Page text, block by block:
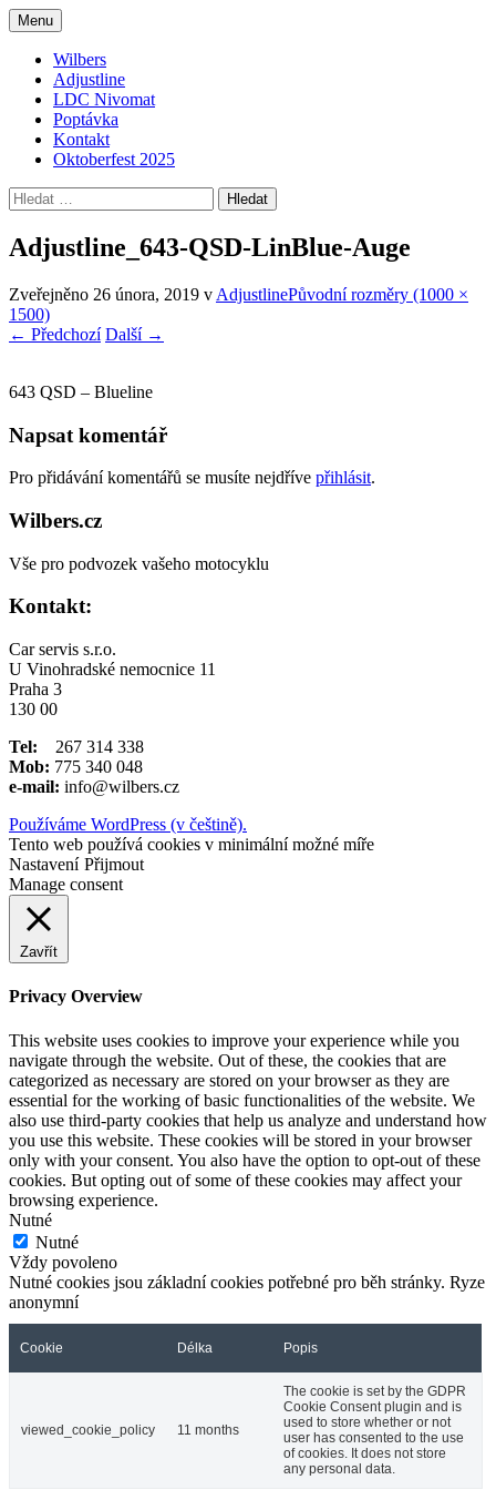
Wilbers.cz
Menu Přejít
k
obsahu
webu
Wilbers
Adjustline
LDC Nivomat
Poptávka
Kontakt
Oktoberfest 2025
Vyhledávání
Adjustline_643-QSD-LinBlue-Auge
Zveřejněno 26 února, 2019 v AdjustlinePůvodní rozměry (1000 ×
1500)
← Předchozí Další →
643 QSD – Blueline
Napsat komentář
Pro přidávání komentářů se musíte nejdříve přihlásit.
Wilbers.cz
Vše pro podvozek vašeho motocyklu
Kontakt:
Car servis s.r.o.
U Vinohradské nemocnice 11
Praha 3
130 00
Tel: 267 314 338
Mob: 775 340 048
e-mail: info@wilbers.cz
Používáme WordPress (v češtině).
Tento web používá cookies v minimální možné míře
Nastavení Přijmout
Manage consent
Zavřít
Privacy Overview
This website uses cookies to improve your experience while you
navigate through the website. Out of these, the cookies that are
categorized as necessary are stored on your browser as they are
essential for the working of basic functionalities of the website. We
also use third-party cookies that help us analyze and understand how
you use this website. These cookies will be stored in your browser
only with your consent. You also have the option to opt-out of these
cookies. But opting out of some of these cookies may affect your
browsing experience.
Nutné
Nutné
Vždy povoleno
Nutné cookies jsou základní cookies potřebné pro běh stránky. Ryze
anonymní
Cookie Délka Popis
viewed_cookie_policy 11 months
The cookie is set by the GDPR
Cookie Consent plugin and is
used to store whether or not
user has consented to the use
of cookies. It does not store
any personal data.